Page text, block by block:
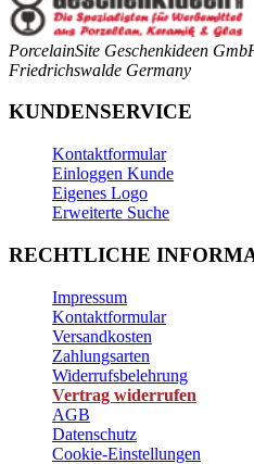
PorcelainSite Geschenkideen
Friedrichswalde Germany
KUNDENSERVICE
Kontaktformular
Einloggen Kunde
Eigenes Logo
Erweiterte Suche
RECHTLICHE
Impressum
Kontaktformular
Versandkosten
Zahlungsarten
Widerrufsbelehrung
Vertrag widerrufen
AGB
Datenschutz
Cookie-Einstellungen